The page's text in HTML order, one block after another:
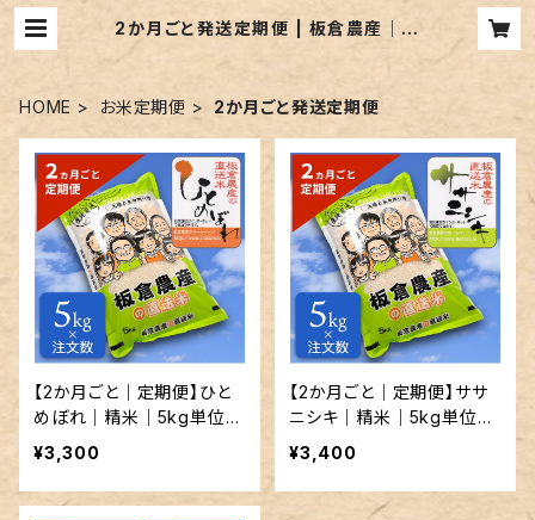
2か月ごと発送定期便 | 板倉農産｜宮
HOME お米定期便 2か月ごと発送定期便
【2か月ごと｜定期便】ひと
めぼれ｜精米｜5kg単位で
発送
¥3,300
【2か月ごと｜定期便】ササ
ニシキ｜精米｜5kg単位で
発送
¥3,400